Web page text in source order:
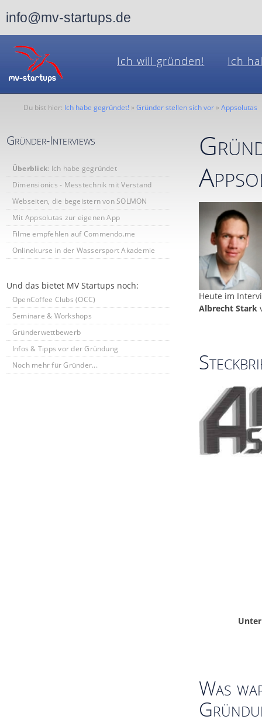
info@mv-startups.de
Ich will gründen! Ich
Du bist hier: Ich habe gegründet! » Gründer stellen sich vor » Appsolutas
Gründer-Interviews
Überblick: Ich habe gegründet
Dimensionics - Messtechnik mit Verstand
Webseiten, die begeistern von SOLMON
Mit Appsolutas zur eigenen App
Filme empfehlen auf Commendo.me
Onlinekurse in der Wassersport Akademie
Und das bietet MV Startups noch:
OpenCoffee Clubs (OCC)
Seminare & Workshops
Gründerwettbewerb
Infos & Tipps vor der Gründung
Noch mehr für Gründer...
Heute im
Albrecht Stark
Was